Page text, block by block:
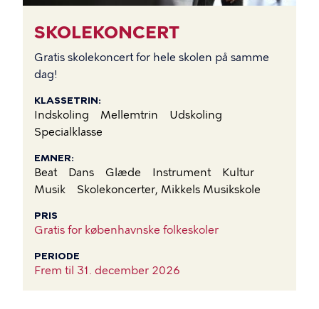
SKOLEKONCERT
Gratis skolekoncert for hele skolen på samme
dag!
KLASSETRIN
Indskoling Mellemtrin
Udskoling
Specialklasse
EMNER
Beat Dans Glæde Instrument
Kultur
Musik
Skolekoncerter, Mikkels Musikskole
PRIS
Gratis for københavnske folkeskoler
PERIODE
Frem til 31. december 2026